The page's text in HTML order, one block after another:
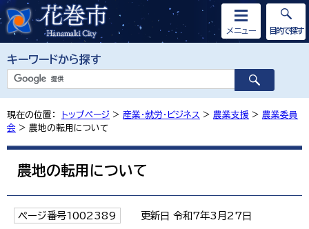
キーワードから探す
メニュー 目的で探す
現在の位置： トップページ > 産業・就労・ビジネス > 農業支援 > 農業委員
会 > 農地の転用について
農地の転用について
ページ番号1002389 更新日 令和7年3月27日